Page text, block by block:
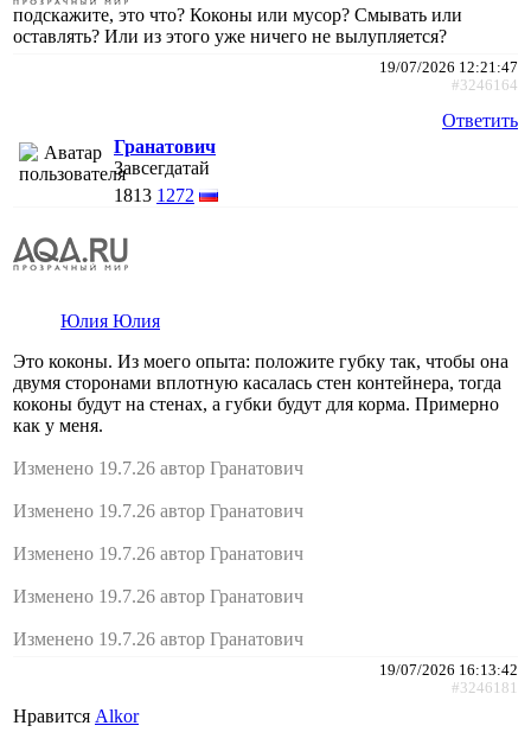
подскажите, это что? Коконы или мусор? Смывать или
оставлять? Или из этого уже ничего не вылупляется?
19/07/2026 12:21:47
#3246164
Ответить
Гранатович
Завсегдатай
1813 1272
Юлия Юлия
Это коконы. Из моего опыта: положите губку так, чтобы она
двумя сторонами вплотную касалась стен контейнера, тогда
коконы будут на стенах, а губки будут для корма. Примерно
как у меня.
Изменено 19.7.26 автор Гранатович
Изменено 19.7.26 автор Гранатович
Изменено 19.7.26 автор Гранатович
Изменено 19.7.26 автор Гранатович
Изменено 19.7.26 автор Гранатович
19/07/2026 16:13:42
#3246181
Нравится Alkor